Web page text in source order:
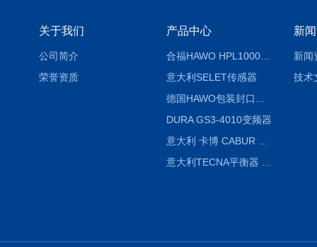
关于我们
公司简介
荣誉资质
产品中心
合福HAWO HPL1000AS封口机
意大利SELET传感器
DURA GS3-4010变频器
新
新闻
技术